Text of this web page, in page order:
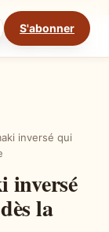
S'abonner
Étapes
Mode cuisine
inversé qui
inversé
la